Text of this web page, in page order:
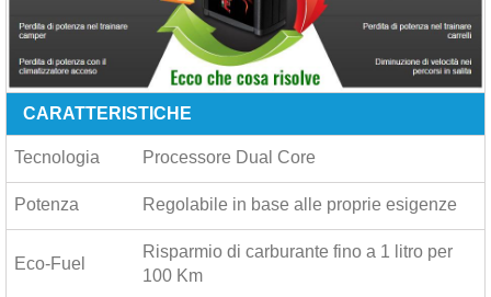
CARATTERISTICHE
Tecnologia Processore Dual Core
Potenza Regolabile in base alle proprie esigenze
Eco-Fuel
Risparmio di carburante fino a 1 litro per
100 Km